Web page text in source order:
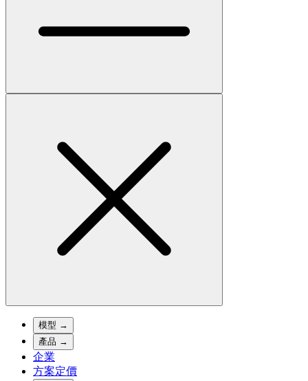
模型 →
產品 →
企業
方案定價